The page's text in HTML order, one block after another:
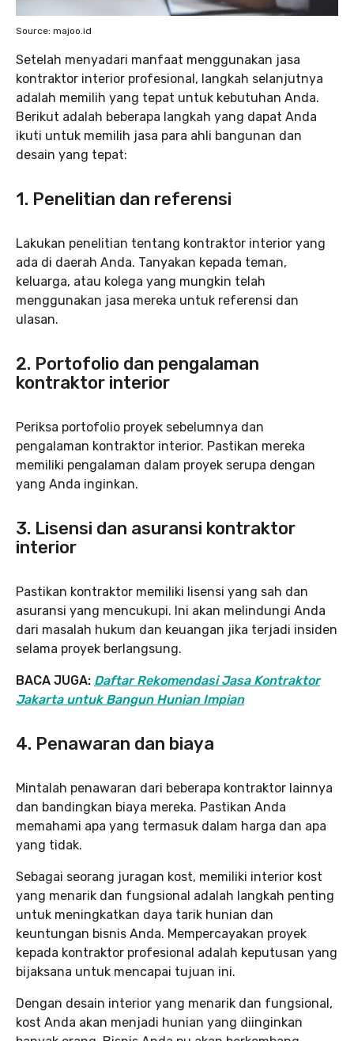
Source: majoo.id
Setelah menyadari manfaat menggunakan jasa
kontraktor interior profesional, langkah selanjutnya
adalah memilih yang tepat untuk kebutuhan Anda.
Berikut adalah beberapa langkah yang dapat Anda
ikuti untuk memilih jasa para ahli bangunan dan
desain yang tepat:
1. Penelitian dan referensi
Lakukan penelitian tentang kontraktor interior yang
ada di daerah Anda. Tanyakan kepada teman,
keluarga, atau kolega yang mungkin telah
menggunakan jasa mereka untuk referensi dan
ulasan.
2. Portofolio dan pengalaman
kontraktor interior
Periksa portofolio proyek sebelumnya dan
pengalaman kontraktor interior. Pastikan mereka
memiliki pengalaman dalam proyek serupa dengan
yang Anda inginkan.
3. Lisensi dan asuransi kontraktor
interior
Pastikan kontraktor memiliki lisensi yang sah dan
asuransi yang mencukupi. Ini akan melindungi Anda
dari masalah hukum dan keuangan jika terjadi insiden
selama proyek berlangsung.
BACA JUGA: Daftar Rekomendasi Jasa Kontraktor
Jakarta untuk Bangun Hunian Impian
4. Penawaran dan biaya
Mintalah penawaran dari beberapa kontraktor lainnya
dan bandingkan biaya mereka. Pastikan Anda
memahami apa yang termasuk dalam harga dan apa
yang tidak.
Sebagai seorang juragan kost, memiliki interior kost
yang menarik dan fungsional adalah langkah penting
untuk meningkatkan daya tarik hunian dan
keuntungan bisnis Anda. Mempercayakan proyek
kepada kontraktor profesional adalah keputusan yang
bijaksana untuk mencapai tujuan ini.
Dengan desain interior yang menarik dan fungsional,
kost Anda akan menjadi hunian yang diinginkan